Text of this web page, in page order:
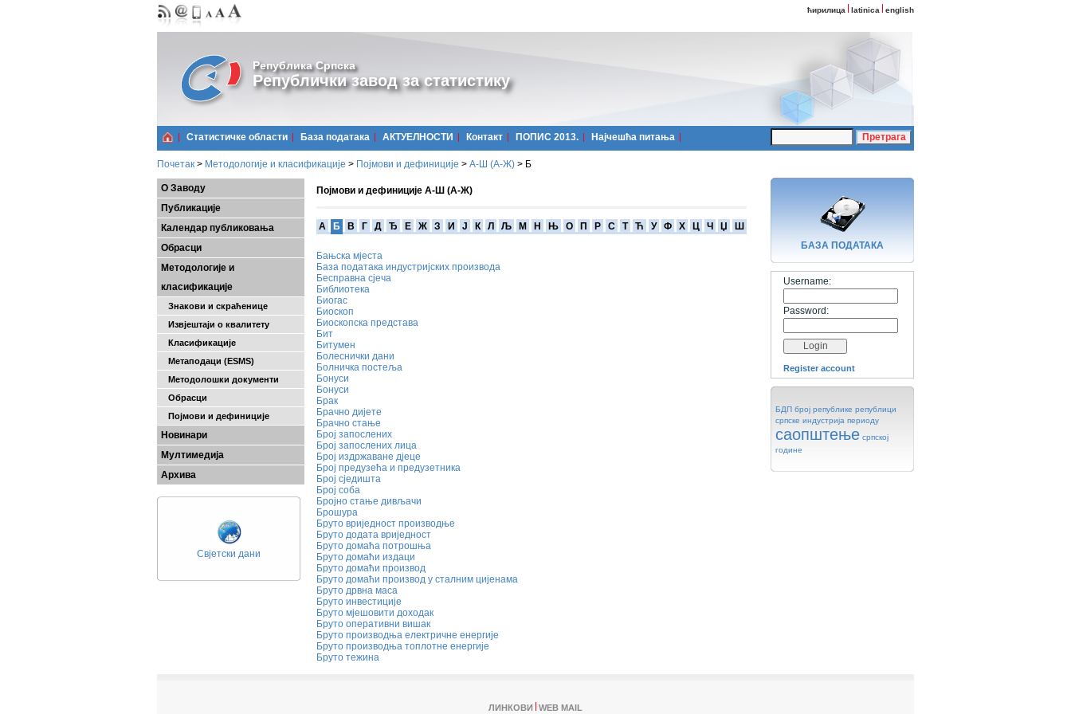
ћирилица latinica english
Република Српска
Републички завод за статистику
Статистичке области Базa података АКТУЕЛНОСТИ Контакт ПОПИС 2013. Најчешћa питања
Почетак > Методологије и класификације > Појмови и дефиниције > А-Ш (A-Ж) > Б
О Заводу
Публикације
Календар публиковања
Обрасци
Методологије и
класификације
Знакови и скраћенице
Извјештаји о квалитету
Класификације
Метаподаци (ESMS)
Методолошки документи
Обрасци
Појмови и дефиниције
Новинари
Мултимедија
Архива
Свјетски дани
Појмови и дефиниције А-Ш (А-Ж)
A Б В Г Д Ђ Е Ж З И Ј К Л Љ М Н Њ О П Р С Т Ћ У Ф Х Ц Ч Џ Ш
Бањска мјеста
База података индустријских производа
Бесправна сјеча
Библиотека
Биогас
Биоскоп
Биоскопска представа
Бит
Битумен
Болеснички дани
Болничка постеља
Бонуси
Бонуси
Брак
Брачно дијете
Брачно стање
Број запослених
Број запослених лица
Број издржаване дјеце
Број предузећа и предузетника
Број сједишта
Број соба
Бројно стање дивљачи
Брошура
Бруто вриједност производње
Бруто додата вриједност
Бруто домаћа потрошња
Бруто домаћи издаци
Бруто домаћи производ
Бруто домаћи производ у сталним цијенама
Бруто дрвна маса
Бруто инвестиције
Бруто мјешовити доходак
Бруто оперативни вишак
Бруто производња електричне енергије
Бруто производња топлотне енергије
Бруто тежина
БАЗA ПОДАТАКА
Username:
Password:
Register account
БДП број републике републици
српске индустрија периоду
саопштење српској
године
ЛИНКОВИ WEB MAIL